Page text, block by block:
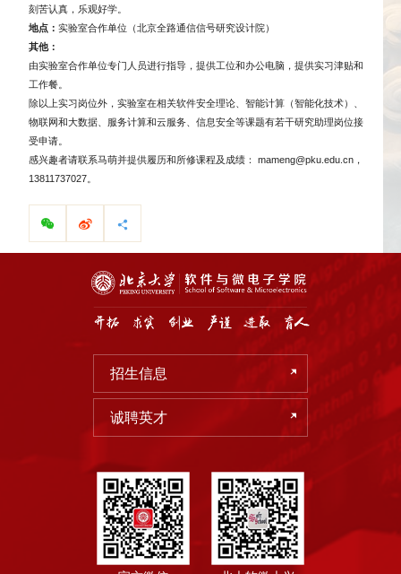
刻苦认真，乐观好学。
地点： 实验室合作单位（北京全路通信信号研究设计院）
其他：
由实验室合作单位专门人员进行指导，提供工位和办公电脑，提供实习津贴和
工作餐。
除以上实习岗位外，实验室在相关软件安全理论、智能计算（智能化技术）、
物联网和大数据、服务计算和云服务、信息安全等课题有若干研究助理岗位接
受申请。
感兴趣者请联系马萌并提供履历和所修课程及成绩： mameng@pku.edu.cn ，
13811737027。
招生信息
诚聘英才